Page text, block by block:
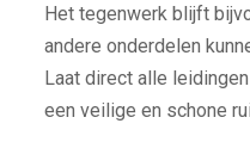
Het tegenwerk blijft
andere onderdelen
Laat direct alle
een veilige en schone